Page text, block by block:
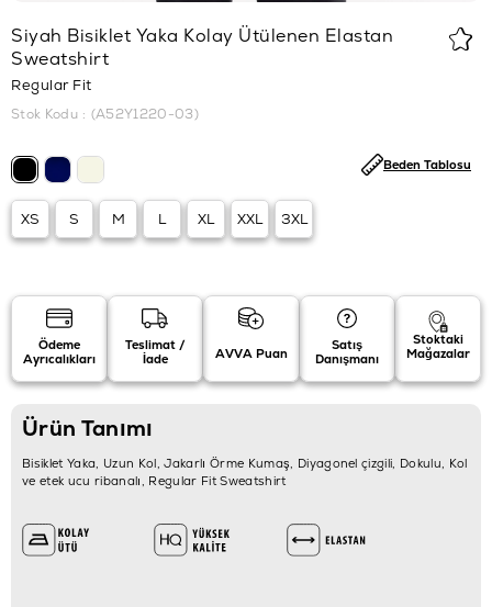
Siyah Bisiklet Yaka Kolay Ütülenen Elastan
Sweatshirt
Regular Fit
Stok Kodu (A52Y1220-03)
XS S M L XL XXL 3XL
Beden Tablosu
Ödeme
Ayrıcalıkları
Teslimat /
İade
AVVA Puan
Satış
Danışmanı
Stoktaki
Mağazalar
Ürün Tanımı
Bisiklet Yaka, Uzun Kol, Jakarlı Örme Kumaş, Diyagonel çizgili, Dokulu, Kol
ve etek ucu ribanalı, Regular Fit Sweatshirt